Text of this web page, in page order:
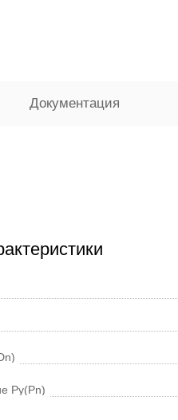
Документация
Ру(Pn)